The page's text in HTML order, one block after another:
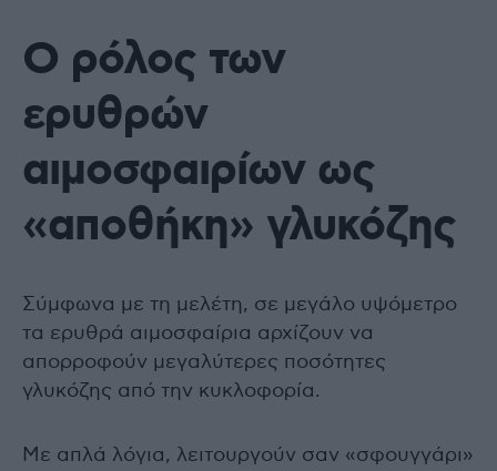
Ο ρόλος των
ερυθρών
αιμοσφαιρίων ως
«αποθήκη» γλυκόζης
Σύμφωνα με τη μελέτη, σε μεγάλο υψόμετρο
τα ερυθρά αιμοσφαίρια αρχίζουν να
απορροφούν μεγαλύτερες ποσότητες
γλυκόζης από την κυκλοφορία.
Με απλά λόγια, λειτουργούν σαν «σφουγγάρι»